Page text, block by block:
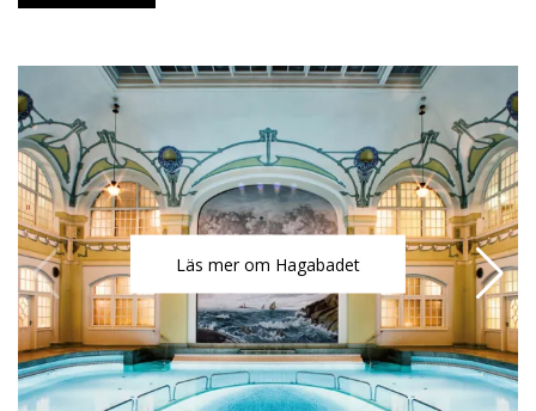
Läs mer om Hagabadet
Läs mer om Hagabadet
Läs mer om Hagabadet